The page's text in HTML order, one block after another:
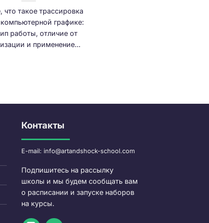
что такое трассировка
графике:
работы, отличие от
и применение...
Контакты
E-mail: info@artandshock-school.com
Подпишитесь на рассылку
школы и мы будем сообщать вам
о расписании и запуске наборов
на курсы.